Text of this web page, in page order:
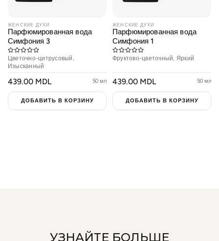
ЖЕНСКИЕ ДУХИ
Парфюмированная вода
Симфония 3
Цветочно-цитрусовый,
Изысканный
ОБЫЧНАЯ
439.00 MDL 50 мл
ДОБАВИТЬ В КОРЗИНУ
ЖЕНСКИЕ ДУХИ
Парфюмированная вода
Симфония 1
Фруктово-цветочный, Яркий
ОБЫЧНАЯ
439.00 MDL 50 мл
ДОБАВИТЬ В КОРЗИНУ
УЗНАЙТЕ БОЛЬШЕ